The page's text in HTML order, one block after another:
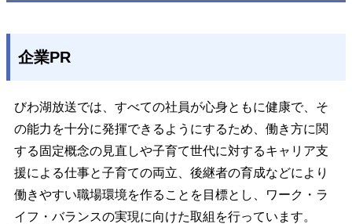
企業PR
びわ湖放送では、すべての社員が心身ともに健康で、そ
の能力を十分に発揮できるようにするため、働き方に関
する固定概念の見直しや子育て世代に対するキャリア支
援による仕事と子育ての両立、後継者の育成などにより
働きやすい職場環境を作ることを目標とし、ワーク・ラ
イフ・バランスの実現に向けた取組を行っています。